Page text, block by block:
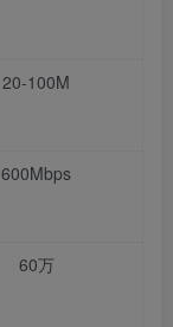
20-100M
600Mbps
60万